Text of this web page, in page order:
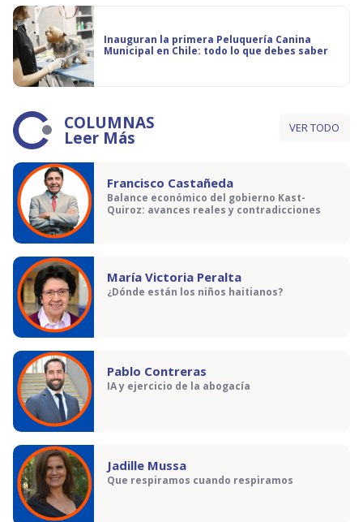
Inauguran la primera Peluquería Canina
Municipal en Chile: todo lo que debes saber
COLUMNAS
Leer Más VER TODO
Francisco Castañeda
Balance económico del gobierno Kast-
Quiroz: avances reales y contradicciones
María Victoria Peralta
¿Dónde están los niños haitianos?
Pablo Contreras
IA y ejercicio de la abogacía
Jadille Mussa
Que respiramos cuando respiramos